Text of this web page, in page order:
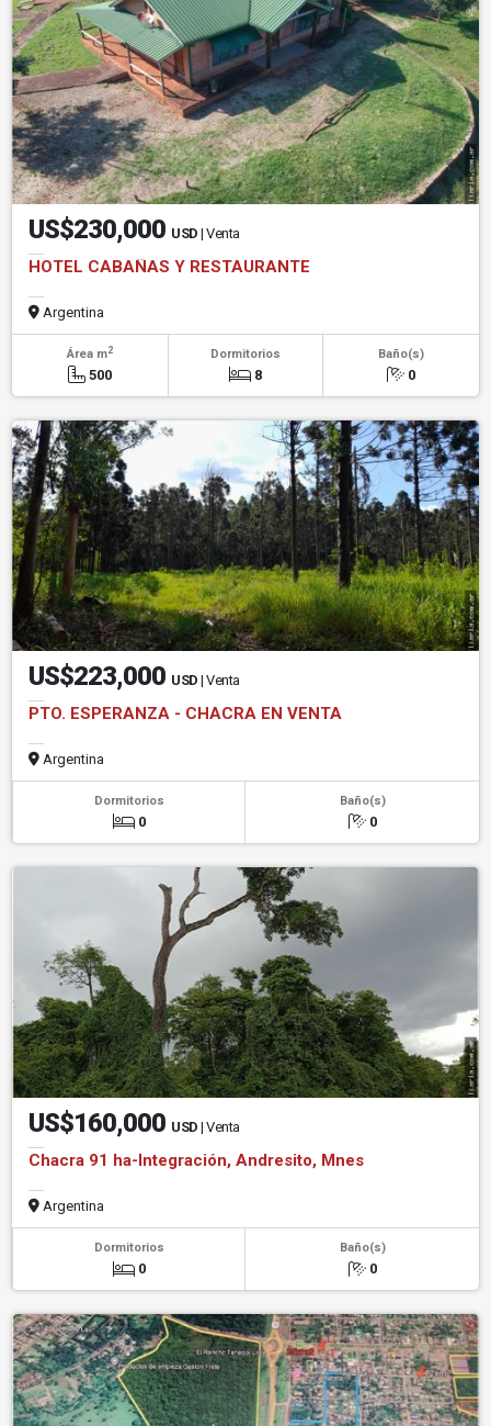
US$230,000 USD | Venta
HOTEL CABAÑAS Y RESTAURANTE
Argentina
Área m2
500
Dormitorios
8
Baño(s)
0
US$223,000 USD | Venta
PTO. ESPERANZA - CHACRA EN VENTA
Argentina
Dormitorios
0
Baño(s)
0
US$160,000 USD | Venta
Chacra 91 ha-Integración, Andresito, Mnes
Argentina
Dormitorios
0
Baño(s)
0